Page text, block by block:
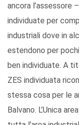
ancora l’assessore
individuate per
industriali dove in
estendono per
ben individuate. A
ZES individuata
stessa cosa per le
Balvano. L’Unica